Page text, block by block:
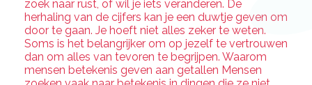
zoek naar rust, of wil je iets veranderen. De
herhaling van de cijfers kan je een duwtje geven om
door te gaan. Je hoeft niet alles zeker te weten.
Soms is het belangrijker om op jezelf te vertrouwen
dan om alles van tevoren te begrijpen. Waarom
mensen betekenis geven aan getallen Mensen